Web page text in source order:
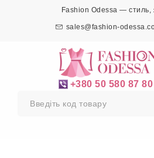
Fashion Odessa — стиль,
sales@fashion-
+380 50 580 87 80